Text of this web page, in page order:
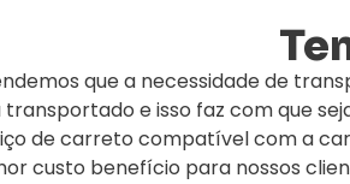
que a necessidade de
transportado e isso faz com que
de carreto compatível com a
custo benefício para nossos